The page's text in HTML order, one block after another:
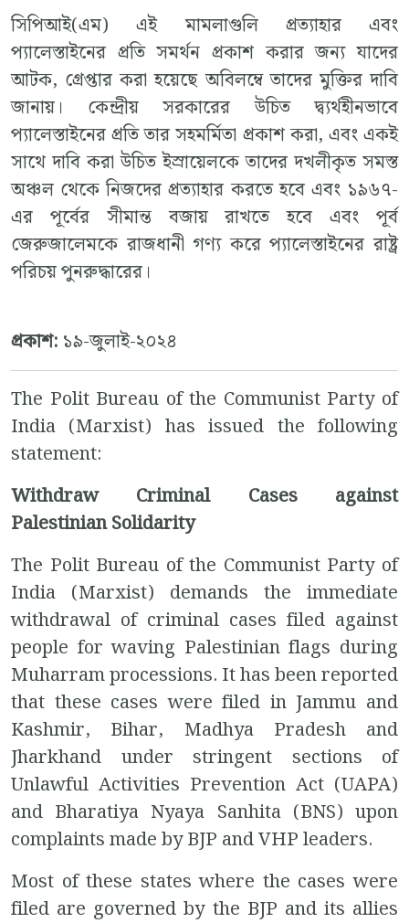
সিপিআই(এম) এই মামলাগুলি প্রত্যাহার এবং
প্যালেস্তাইনের প্রতি সমর্থন প্রকাশ করার জন্য যাদের
আটক, গ্রেপ্তার করা হয়েছে অবিলম্বে তাদের মুক্তির দাবি
জানায়। কেন্দ্রীয় সরকারের উচিত দ্ব্যর্থহীনভাবে
প্যালেস্তাইনের প্রতি তার সহমর্মিতা প্রকাশ করা, এবং একই
সাথে দাবি করা উচিত ইস্রায়েলকে তাদের দখলীকৃত সমস্ত
অঞ্চল থেকে নিজদের প্রত্যাহার করতে হবে এবং ১৯৬৭-
এর পূর্বের সীমান্ত বজায় রাখতে হবে এবং পূর্ব
জেরুজালেমকে রাজধানী গণ্য করে প্যালেস্তাইনের রাষ্ট্র
পরিচয় পুনরুদ্ধারের।
প্রকাশ: ১৯-জুলাই-২০২৪
The Polit Bureau of the Communist Party of
India (Marxist) has issued the following
statement:
Withdraw Criminal Cases against
Palestinian Solidarity
The Polit Bureau of the Communist Party of
India (Marxist) demands the immediate
withdrawal of criminal cases filed against
people for waving Palestinian flags during
Muharram processions. It has been reported
that these cases were filed in Jammu and
Kashmir, Bihar, Madhya Pradesh and
Jharkhand under stringent sections of
Unlawful Activities Prevention Act (UAPA)
and Bharatiya Nyaya Sanhita (BNS) upon
complaints made by BJP and VHP leaders.
Most of these states where the cases were
filed are governed by the BJP and its allies